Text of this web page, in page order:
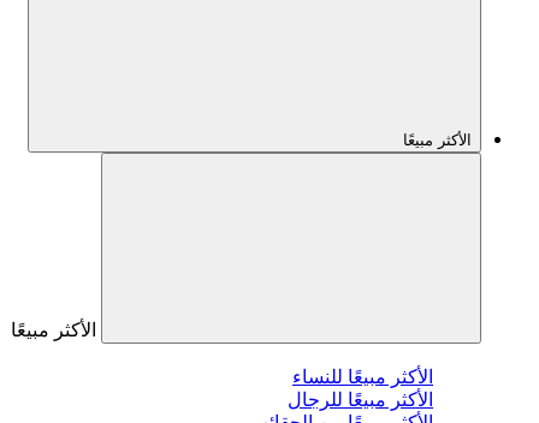
الأكثر مبيعًا
الأكثر مبيعًا
الأكثر مبيعًا للنساء
الأكثر مبيعًا للرجال